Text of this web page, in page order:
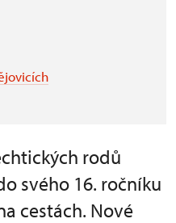
rodů
svého 16. ročníku
cestách. Nové